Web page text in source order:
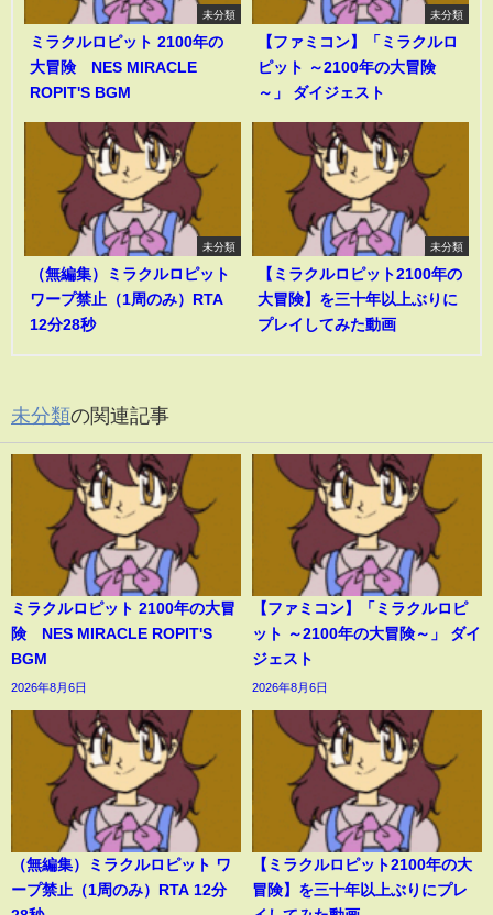
未分類
ミラクルロピット 2100年の
大冒険 NES MIRACLE
ROPIT'S BGM
未分類
【ファミコン】「ミラクルロ
ピット ～2100年の大冒険
～」 ダイジェスト
未分類
（無編集）ミラクルロピット
ワープ禁止（1周のみ）RTA
12分28秒
未分類
【ミラクルロピット2100年の
大冒険】を三十年以上ぶりに
プレイしてみた動画
未分類の関連記事
ミラクルロピット 2100年の大冒
険 NES MIRACLE ROPIT'S
BGM
2026年8月6日
【ファミコン】「ミラクルロピ
ット ～2100年の大冒険～」 ダイ
ジェスト
2026年8月6日
（無編集）ミラクルロピット ワ
ープ禁止（1周のみ）RTA 12分
【ミラクルロピット2100年の大
冒険】を三十年以上ぶりにプレ